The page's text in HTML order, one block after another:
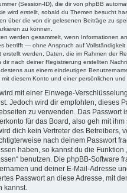
(Session-ID), die dir von phpBB
wird erstellt, sobald du Themen besucht
über die von dir gelesenen Beiträge zu
zu können.
werden gesammelt, wenn Informationen
betrifft — ohne Anspruch auf
erstellt werden, Daten, die im Rahmen der
dir nach deiner Registrierung erstellten
aus einem eindeutigen
diesem Konto und einer persönlichen
mit einer Einwege-
Jedoch wird dir empfohlen, dieses
zu verwenden. Das Passwort
für das Board, also geh mit ihm
dich kein Vertreter des Betreibers,
nach deinem Passwort
haben, so kannst du die Funktion
benutzen. Die phpBB-Software
und deiner E-Mail-Adresse
Passwort an diese Adresse, mit
kannst.